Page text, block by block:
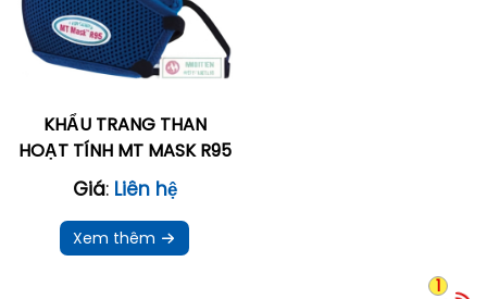
KHẨU TRANG THAN
HOẠT TÍNH MT MASK R95
Giá: Liên hệ
Xem thêm
1